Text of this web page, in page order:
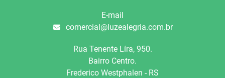
E-mail
comercial@luzealegria.com.br
Rua Tenente Líra, 950.
Bairro Centro.
Frederico Westphalen - RS